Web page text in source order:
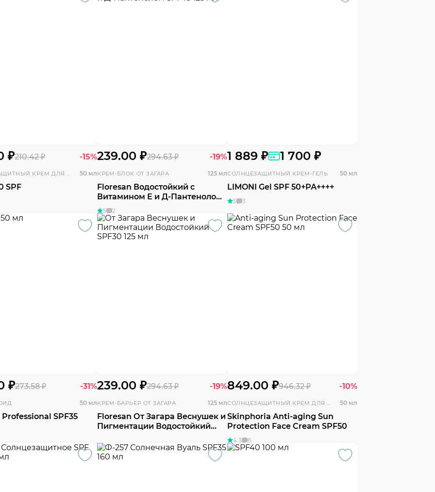
₽210.42 ₽ -15%
СОЛНЦЕЗАЩИТНЫЙ КРЕМ ДЛЯ ЛИЦА 50 мл
SPF
239.00 ₽294.63 ₽ -19%
КРЕМ-БЛОК ОТ ЗАГАРА 125 мл
Floresan Водостойкий c
Витамином Е и Д-Пантенолом
SPF45
5 2
1 889 ₽ 1 700 ₽
СОЛНЦЕЗАЩИТНЫЙ КРЕМ-ГЕЛЬ 50 мл
LIMONI Gel SPF 50+РА++++
5 3
₽273.58 ₽ -31%
50 мл
Professional SPF35
239.00 ₽294.63 ₽ -19%
КРЕМ-БАРЬЕР ОТ ЗАГАРА 125 мл
Floresan От Загара Веснушек и
Пигментации Водостойкий
849.00 ₽946.32 ₽ -10%
СОЛНЦЕЗАЩИТНЫЙ КРЕМ ДЛЯ ЛИЦА ОМОЛАЖИВАЮЩИЙ 50 мл
Skinphoria Anti-aging Sun
Protection Face Cream SPF50
4.3 6